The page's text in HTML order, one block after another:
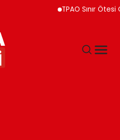
TPAO Sınır Ötesi